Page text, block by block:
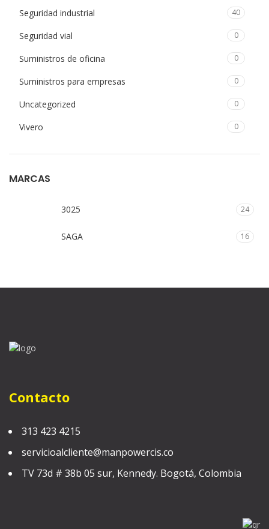
Seguridad industrial 40
Seguridad vial 0
Suministros de oficina 0
Suministros para empresas 0
Uncategorized 0
Vivero 0
MARCAS
3025 24
SAGA 16
Contacto
313 423 4215
servicioalcliente@manpowercis.co
TV 73d # 38b 05 sur, Kennedy. Bogotá, Colombia